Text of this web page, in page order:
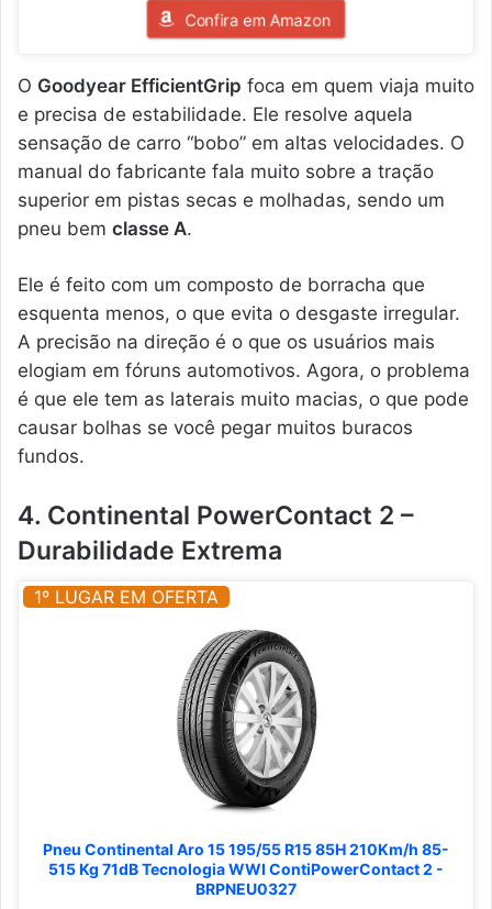
Confira em Amazon
O Goodyear EfficientGrip foca em quem viaja muito
e precisa de estabilidade. Ele resolve aquela
sensação de carro “bobo” em altas velocidades. O
manual do fabricante fala muito sobre a tração
superior em pistas secas e molhadas, sendo um
pneu bem classe A.
Ele é feito com um composto de borracha que
esquenta menos, o que evita o desgaste irregular.
A precisão na direção é o que os usuários mais
elogiam em fóruns automotivos. Agora, o problema
é que ele tem as laterais muito macias, o que pode
causar bolhas se você pegar muitos buracos
fundos.
4. Continental PowerContact 2 –
Durabilidade Extrema
1º LUGAR EM OFERTA
Pneu Continental Aro 15 195/55 R15 85H 210Km/h 85-
515 Kg 71dB Tecnologia WWI ContiPowerContact 2 -
BRPNEU0327